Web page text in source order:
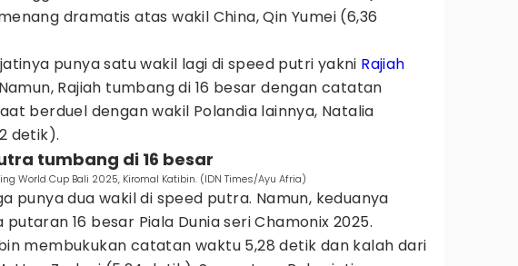
dramatis atas wakil China, Qin Yumei (6,36
punya satu wakil lagi di speed putri yakni Rajiah
Rajiah tumbang di 16 besar dengan catatan
berduel dengan wakil Polandia lainnya, Natalia
detik).
tumbang di 16 besar
World Cup Bali 2025, Kiromal Katibin. (IDN Times/Ayu Afria)
punya dua wakil di speed putra. Namun, keduanya
putaran 16 besar Piala Dunia seri Chamonix 2025.
membukukan catatan waktu 5,28 detik dan kalah dari